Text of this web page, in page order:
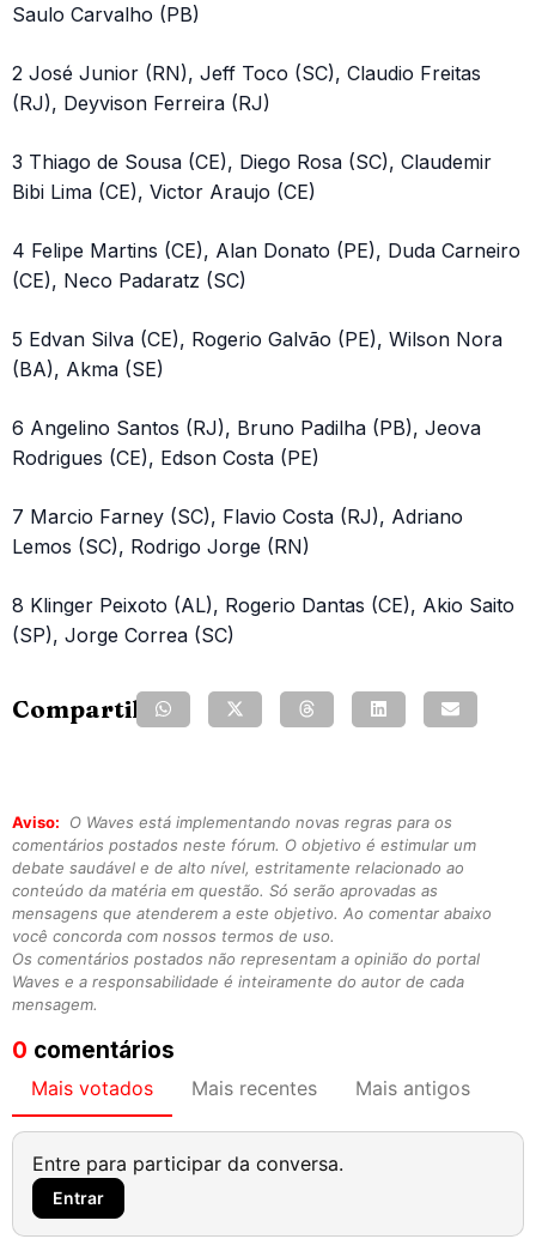
Saulo Carvalho (PB)
2 José Junior (RN), Jeff Toco (SC), Claudio Freitas
(RJ), Deyvison Ferreira (RJ)
3 Thiago de Sousa (CE), Diego Rosa (SC), Claudemir
Bibi Lima (CE), Victor Araujo (CE)
4 Felipe Martins (CE), Alan Donato (PE), Duda Carneiro
(CE), Neco Padaratz (SC)
5 Edvan Silva (CE), Rogerio Galvão (PE), Wilson Nora
(BA), Akma (SE)
6 Angelino Santos (RJ), Bruno Padilha (PB), Jeova
Rodrigues (CE), Edson Costa (PE)
7 Marcio Farney (SC), Flavio Costa (RJ), Adriano
Lemos (SC), Rodrigo Jorge (RN)
8 Klinger Peixoto (AL), Rogerio Dantas (CE), Akio Saito
(SP), Jorge Correa (SC)
Compartilhe:
Aviso:
O Waves está implementando novas regras para os
comentários postados neste fórum. O objetivo é estimular um
debate saudável e de alto nível, estritamente relacionado ao
conteúdo da matéria em questão. Só serão aprovadas as
mensagens que atenderem a este objetivo. Ao comentar abaixo
você concorda com nossos termos de uso.
Os comentários postados não representam a opinião do portal
Waves e a responsabilidade é inteiramente do autor de cada
mensagem.
0 comentários
Mais votados Mais recentes Mais antigos
Entre para participar da conversa.
Entrar